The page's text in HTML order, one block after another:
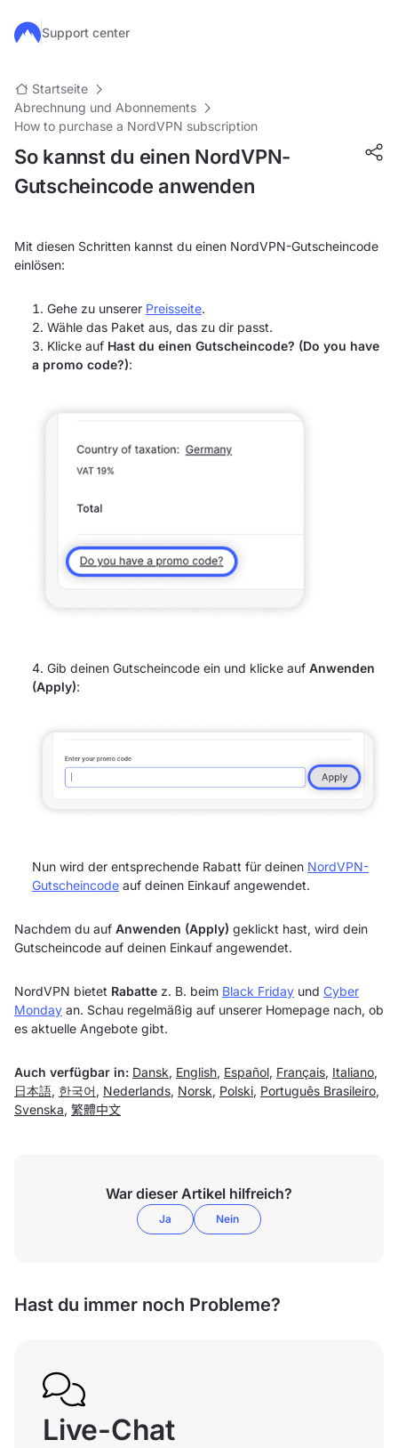
Zum Hauptinhalt springen
Support center
Startseite
Abrechnung und Abonnements
How to purchase a NordVPN subscription
So kannst du einen NordVPN-
Gutscheincode anwenden
Mit diesen Schritten kannst du einen NordVPN-Gutscheincode
einlösen:
Gehe zu unserer Preisseite.
Wähle das Paket aus, das zu dir passt.
Klicke auf Hast du einen Gutscheincode? (Do you have
a promo code?):
Gib deinen Gutscheincode ein und klicke auf Anwenden
(Apply):
Nun wird der entsprechende Rabatt für deinen NordVPN-
Gutscheincode auf deinen Einkauf angewendet.
Nachdem du auf Anwenden (Apply) geklickt hast, wird dein
Gutscheincode auf deinen Einkauf angewendet.
NordVPN bietet Rabatte z. B. beim Black Friday und Cyber
Monday an. Schau regelmäßig auf unserer Homepage nach, ob
es aktuelle Angebote gibt.
Auch verfügbar in: Dansk, English, Español, Français, Italiano,
日本語, 한국어 , Nederlands, Norsk, Polski, Português Brasileiro,
Svenska, 繁體中文
War dieser Artikel hilfreich?
Ja Nein
Hast du immer noch Probleme?
Live-Chat